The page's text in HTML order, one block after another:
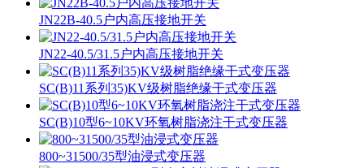
JN22B-40.5户内高压接地开关
JN22-40.5/31.5户内高压接地开关
SC(B)11系列35)KV级树脂绝缘干式变压器
SC(B)10型6~10KV环氧树脂浇注干式变压器
800~31500/35型油浸式变压器